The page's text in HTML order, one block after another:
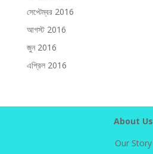
সেপ্টেম্বর 2016
আগস্ট 2016
জুন 2016
এপ্রিল 2016
About Us
Our Story